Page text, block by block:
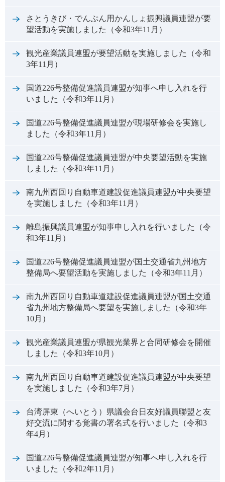
さとうきび・でんぷん用かんしょ振興議員連盟が要
望活動を実施しました（令和3年11月）
観光産業議員連盟が要望活動を実施しました（令和
3年11月）
国道226号整備促進議員連盟が知事へ申し入れを行
いました（令和3年11月）
国道226号整備促進議員連盟が現場研修会を実施し
ました（令和3年11月）
国道226号整備促進議員連盟が中央要望活動を実施
しました（令和3年11月）
南九州西回り自動車道建設促進議員連盟が中央要望
を実施しました（令和3年11月）
離島振興議員連盟が知事申し入れを行いました（令
和3年11月）
国道226号整備促進議員連盟が国土交通省九州地方
整備局へ要望活動を実施しました（令和3年11月）
南九州西回り自動車道建設促進議員連盟が国土交通
省九州地方整備局へ要望を実施しました（令和3年
10月）
観光産業議員連盟が県観光業界と合同研修会を開催
しました（令和3年10月）
南九州西回り自動車道建設促進議員連盟が中央要望
を実施しました（令和3年7月）
台湾屏東（へいとう）県議会台日友好議員聯盟と友
好交流に関する覚書の署名式を行いました（令和3
年4月）
国道226号整備促進議員連盟が知事へ申し入れを行
いました（令和2年11月）